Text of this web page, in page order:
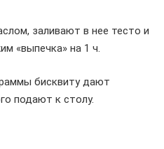
заливают в нее тесто и
«выпечка» на 1 ч.
бисквиту дают
подают к столу.